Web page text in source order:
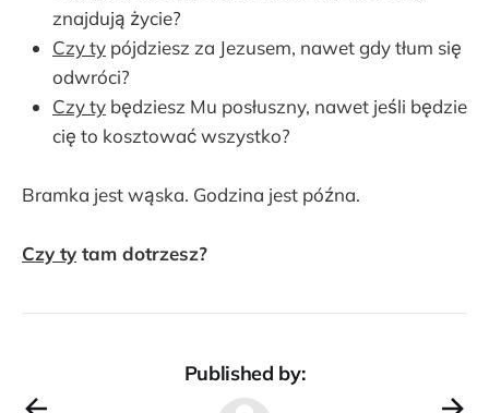
znajdują życie?
Czy ty pójdziesz za Jezusem, nawet gdy tłum się
odwróci?
Czy ty będziesz Mu posłuszny, nawet jeśli będzie
cię to kosztować wszystko?
Bramka jest wąska. Godzina jest późna.
Czy ty tam dotrzesz?
Published by: